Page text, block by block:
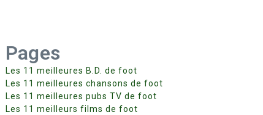
Pages
Les 11 meilleures B.D. de foot
Les 11 meilleures chansons de foot
Les 11 meilleures pubs TV de foot
Les 11 meilleurs films de foot